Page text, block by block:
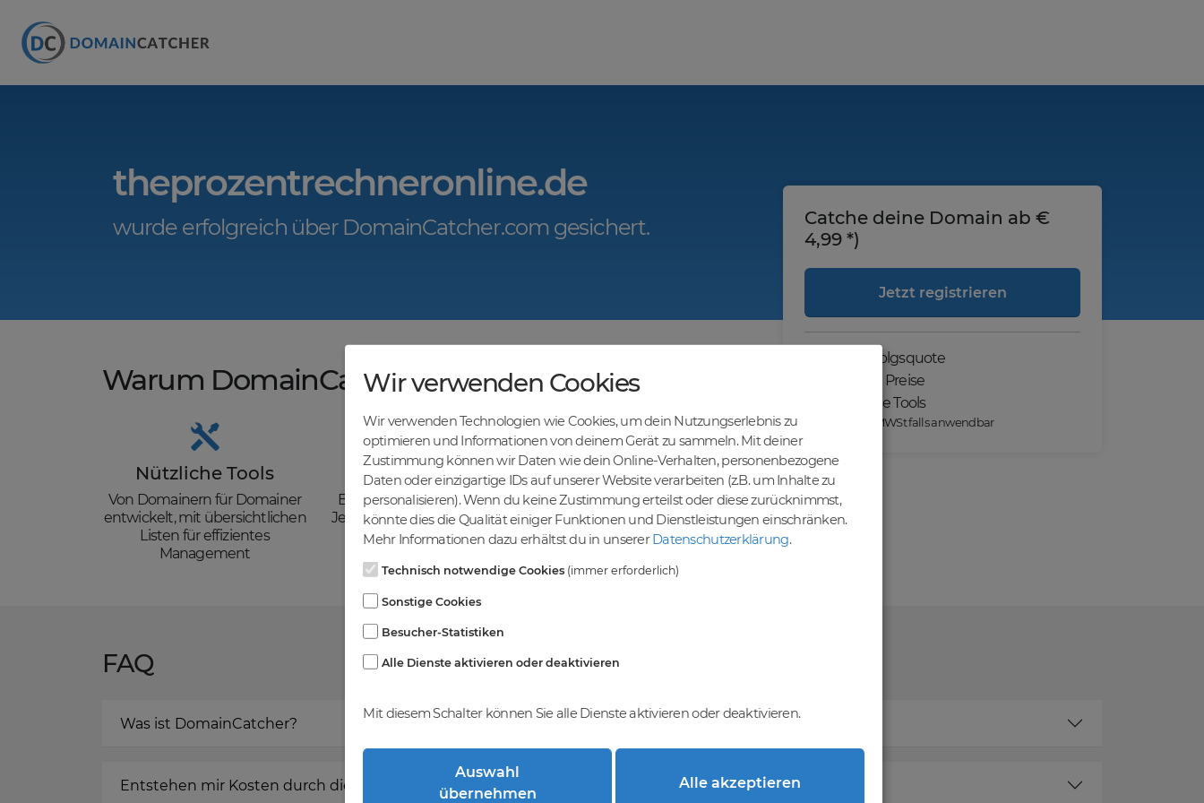
theprozentrechneronline.de
wurde erfolgreich über DomainCatcher.com gesichert.
Warum DomainCatcher.com?
Nützliche Tools
Von Domainern für Domainer
entwickelt, mit übersichtlichen
Listen für effizientes
Management
Günstige Preise
Backorders bereits ab € 4,99.
Je nach deinem Tier-Level und
zzgl. MwSt falls anwendbar
Kein Gebotsverfahren
Einfaches System - Deine
Orders werden nach dem First-
Come-First-Serve-Prinzip
Catche deine Domain ab €
4,99 *)
Jetzt registrieren
Hohe Erfolgsquote
Günstige Preise
Praktische Tools
*) Preise exkl. MWSt falls anwendbar
FAQ
Was ist DomainCatcher?
Entstehen mir Kosten durch die Registrierung bei DomainCatcher?
Wir verwenden Cookies
Wir verwenden Technologien wie Cookies, um dein Nutzungserlebnis zu
optimieren und Informationen von deinem Gerät zu sammeln. Mit deiner
Zustimmung können wir Daten wie dein Online-Verhalten, personenbezogene
Daten oder einzigartige IDs auf unserer Website verarbeiten (z.B. um Inhalte zu
personalisieren). Wenn du keine Zustimmung erteilst oder diese zurücknimmst,
könnte dies die Qualität einiger Funktionen und Dienstleistungen einschränken.
Mehr Informationen dazu erhältst du in unsererDatenschutzerklärung.
Technisch notwendige Cookies (immer erforderlich)
Sonstige Cookies
Besucher-Statistiken
Alle Dienste aktivieren oder deaktivieren
Mit diesem Schalter können Sie alle Dienste aktivieren oder deaktivieren.
Auswahl
übernehmen
Alle akzeptieren